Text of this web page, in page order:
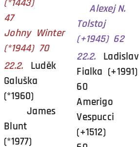
47
Johny Winter
(*1944) 70
22.2.
Luděk
Galuška
(*1960)
James
Blunt
(*1977)
Alexej N.
Tolstoj
(+1945) 62
22.2.
Ladislav
Fialka (+1991)
60
Amerigo
Vespucci
(+1512)